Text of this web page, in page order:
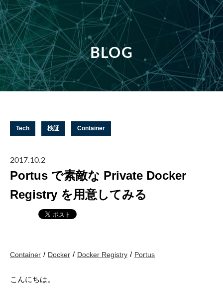
BLOG
Tech 検証 Container
2017.10.2
Portus で素敵な Private Docker
Registry を用意してみる
Container Docker Docker Registry Portus
こんにちは。